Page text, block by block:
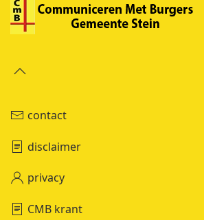
contact
disclaimer
privacy
CMB krant